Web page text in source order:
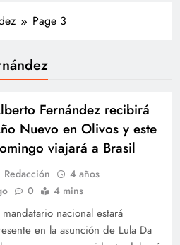
Page 3
Fernández recibirá
Nuevo en Olivos y este
viajará a Brasil
Redacción
4 años
0 4 mins
mandatario nacional estará
en la asunción de Lula Da